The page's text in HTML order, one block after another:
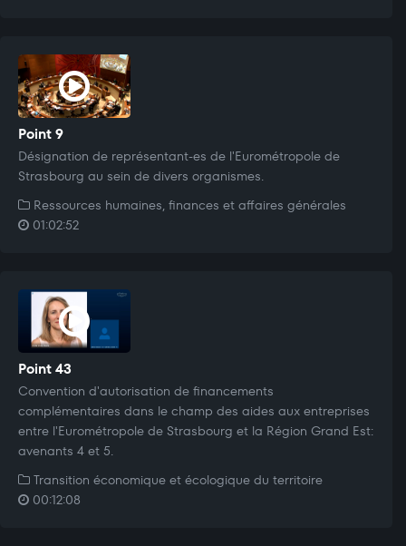
Point 9
Désignation de représentant-es de l'Eurométropole de
Strasbourg au sein de divers organismes.
Ressources humaines, finances et affaires générales
01:02:52
Point 43
Convention d'autorisation de financements
complémentaires dans le champ des aides aux entreprises
entre l'Eurométropole de Strasbourg et la Région Grand Est:
avenants 4 et 5.
Transition économique et écologique du territoire
00:12:08